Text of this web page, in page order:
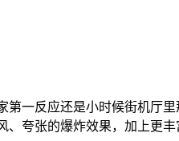
第一反应还是小时候街机厅
、夸张的爆炸效果，加上更